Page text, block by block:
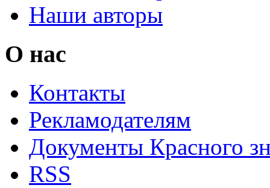
Наши авторы
О нас
Контакты
Рекламодателям
Документы Красного
RSS